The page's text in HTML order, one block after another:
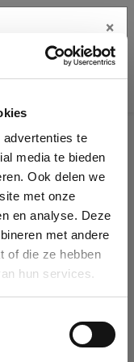
te
media te bieden
Ook delen we
met onze
en analyse. Deze
met andere
of die ze hebben
hun services.
name, VAT or
will auto-complete the
you can create
×